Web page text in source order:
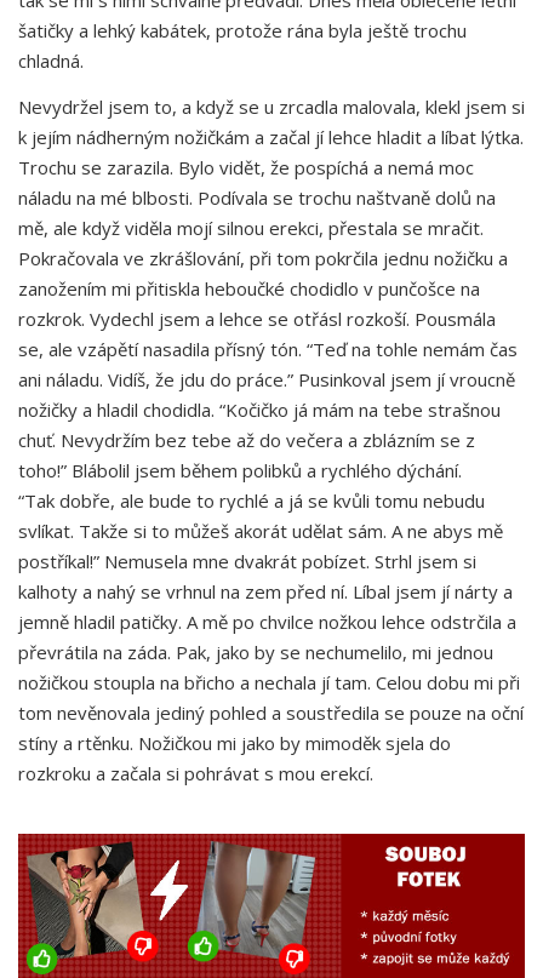
šatičky a lehký kabátek, protože rána byla ještě trochu
chladná.
Nevydržel jsem to, a když se u zrcadla malovala, klekl jsem si
k jejím nádherným nožičkám a začal jí lehce hladit a líbat lýtka.
Trochu se zarazila. Bylo vidět, že pospíchá a nemá moc
náladu na mé blbosti. Podívala se trochu naštvaně dolů na
mě, ale když viděla mojí silnou erekci, přestala se mračit.
Pokračovala ve zkrášlování, při tom pokrčila jednu nožičku a
zanožením mi přitiskla heboučké chodidlo v punčošce na
rozkrok. Vydechl jsem a lehce se otřásl rozkoší. Pousmála
se, ale vzápětí nasadila přísný tón. “Teď na tohle nemám čas
ani náladu. Vidíš, že jdu do práce.” Pusinkoval jsem jí vroucně
nožičky a hladil chodidla. “Kočičko já mám na tebe strašnou
chuť. Nevydržím bez tebe až do večera a zblázním se z
toho!” Blábolil jsem během polibků a rychlého dýchání.
“Tak dobře, ale bude to rychlé a já se kvůli tomu nebudu
svlíkat. Takže si to můžeš akorát udělat sám. A ne abys mě
postříkal!” Nemusela mne dvakrát pobízet. Strhl jsem si
kalhoty a nahý se vrhnul na zem před ní. Líbal jsem jí nárty a
jemně hladil patičky. A mě po chvilce nožkou lehce odstrčila a
převrátila na záda. Pak, jako by se nechumelilo, mi jednou
nožičkou stoupla na břicho a nechala jí tam. Celou dobu mi při
tom nevěnovala jediný pohled a soustředila se pouze na oční
stíny a rtěnku. Nožičkou mi jako by mimoděk sjela do
rozkroku a začala si pohrávat s mou erekcí.